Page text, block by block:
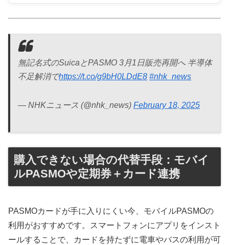
無記名式のSuicaとPASMO 3月1日販売再開へ 半導体
不足解消でhttps://t.co/g9bH0LDdE8 #nhk_news
— NHKニュース (@nhk_news) February 18, 2025
購入できない場合の代替手段：モバイ
ルPASMOや定期券＋カード連携
PASMOカードが手に入りにくい今、モバイルPASMOの
利用がおすすめです。スマートフォンにアプリをインスト
ールすることで、カードを持たずに電車やバスの利用が可